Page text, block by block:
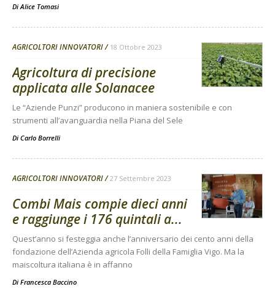
DiAlice Tomasi
AGRICOLTORI INNOVATORI 18 Ottobre 2023
Agricoltura di precisione
applicata alle Solanacee
Le “Aziende Punzi” producono in maniera sostenibile e con
strumenti all’avanguardia nella Piana del Sele
Di Carlo Borrelli
AGRICOLTORI INNOVATORI 27 Settembre 2023
Combi Mais compie dieci anni
e raggiunge i 176 quintali a...
Quest’anno si festeggia anche l’anniversario dei cento anni della
fondazione dell’Azienda agricola Folli della Famiglia Vigo. Ma la
maiscoltura italiana è in affanno
Di Francesca Baccino